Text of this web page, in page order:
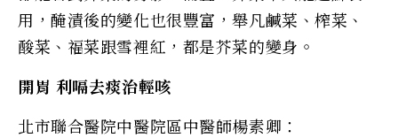
用，醃漬後的變化也很豐富，舉凡鹹菜、榨菜、
酸菜、福菜跟雪裡紅，都是芥菜的變身。
開胃 利嗝去痰治輕咳
北市聯合醫院中醫院區中醫師楊素卿：